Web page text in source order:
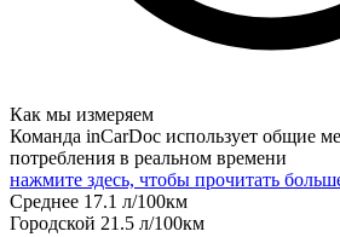
Как мы измеряем
Команда inCarDoc использует общие
потребления в реальном времени
нажмите здесь, чтобы прочитать
Среднее 17.1 л/100км
Городской 21.5 л/100км